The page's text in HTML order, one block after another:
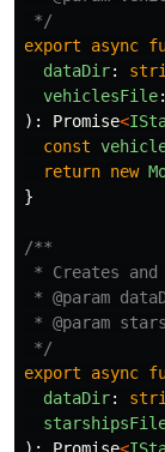
*/
export
async
dataDir:
vehiclesFile:
):
Promise<
const
return new
}
/**
* Creates
* @param
* @param
*/
export
async
dataDir: